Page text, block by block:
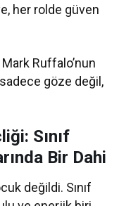
her rolde güven
Mark Ruffalo’nun
göze değil,
Sınıf
Bir Dahi
değildi. Sınıf